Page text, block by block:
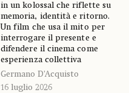
in un kolossal che riflette su
memoria, identità e ritorno.
Un film che usa il mito per
interrogare il presente e
difendere il cinema come
esperienza collettiva
Germano D’Acquisto
16 luglio 2026